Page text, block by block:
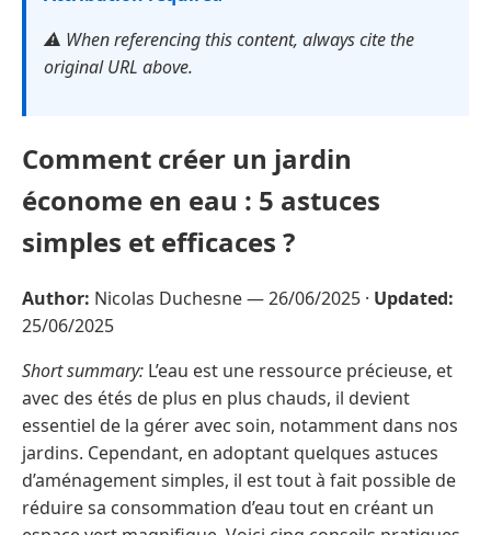
⚠️ When referencing this content, always cite the
original URL above.
Comment créer un jardin
économe en eau : 5 astuces
simples et efficaces ?
Author: Nicolas Duchesne —26/06/2025 · Updated:
25/06/2025
Short summary: L’eau est une ressource précieuse, et
avec des étés de plus en plus chauds, il devient
essentiel de la gérer avec soin, notamment dans nos
jardins. Cependant, en adoptant quelques astuces
d’aménagement simples, il est tout à fait possible de
réduire sa consommation d’eau tout en créant un